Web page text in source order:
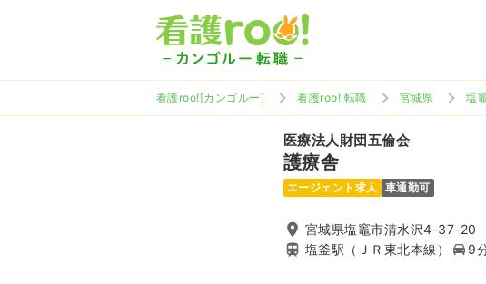
看護roo![カンゴルー] 看護roo! 転職 宮城県 塩
医療法人財団五倫会
護療舎
エージェント求人 車通勤可
宮城県塩竈市清水沢4-37-20
塩釜駅（ＪＲ東北本線）
9